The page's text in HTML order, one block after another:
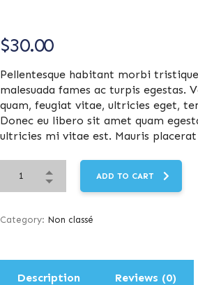
$30.00
Pellentesque habitant morbi
malesuada fames ac turpis egestas.
quam, feugiat vitae, ultricies eget,
Donec eu libero sit amet quam
ultricies mi vitae est. Mauris
ADD TO CART
Category: Non classé
Description Reviews (0)